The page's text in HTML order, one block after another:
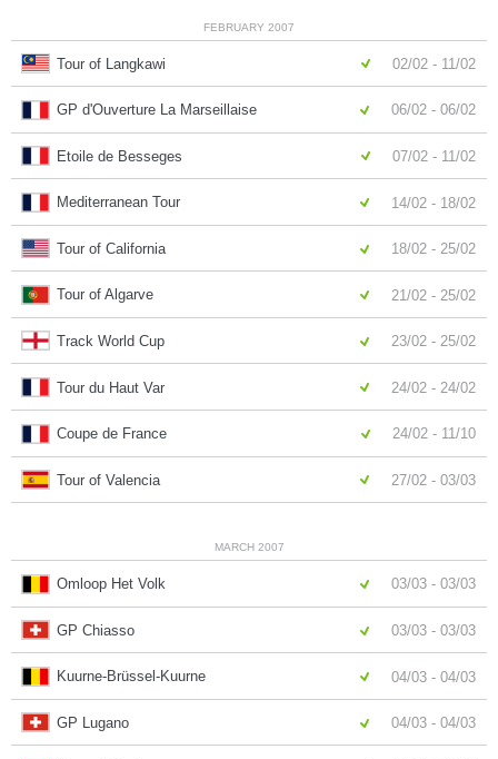
FEBRUARY 2007
Tour of Langkawi 02/02 - 11/02
GP d'Ouverture La Marseillaise 06/02 - 06/02
Etoile de Besseges 07/02 - 11/02
Mediterranean Tour 14/02 - 18/02
Tour of California 18/02 - 25/02
Tour of Algarve 21/02 - 25/02
Track World Cup 23/02 - 25/02
Tour du Haut Var 24/02 - 24/02
Coupe de France 24/02 - 11/10
Tour of Valencia 27/02 - 03/03
MARCH 2007
Omloop Het Volk 03/03 - 03/03
GP Chiasso 03/03 - 03/03
Kuurne-Brüssel-Kuurne 04/03 - 04/03
GP Lugano 04/03 - 04/03